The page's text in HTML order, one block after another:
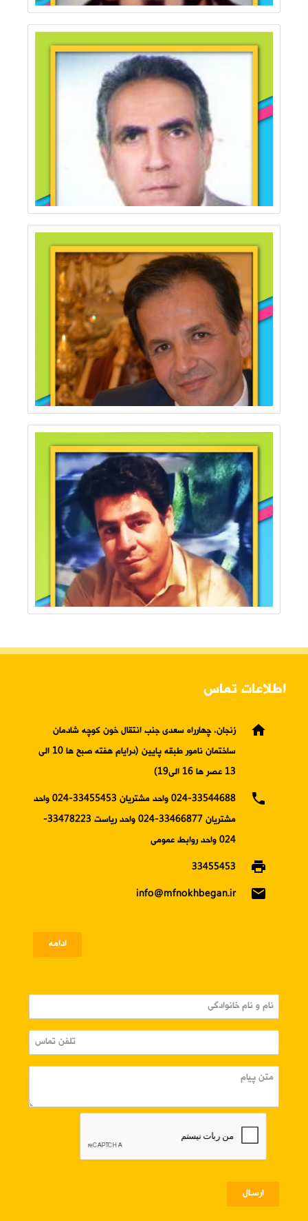
اطلاعات تماس
home
زنجان، چهارراه سعدی جنب انتقال خون کوچه شادمان
ساختمان نامور طبقه پایین (درایام هفته صبح ها 10 الی
13 عصر ها 16 الی19)
phone
024-33544688 واحد مشتریان 33455453-024 واحد
مشتریان 33466877-024 واحد ریاست 33478223-
024 واحد روابط عمومی
print
33455453
email
info@mfnokhbegan.ir
ادامه
ارسـال